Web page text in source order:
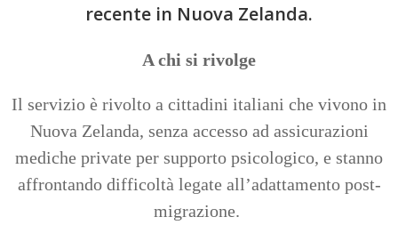
recente in Nuova Zelanda.
A chi si rivolge
Il servizio è rivolto a cittadini italiani che vivono in
Nuova Zelanda, senza accesso ad assicurazioni
mediche private per supporto psicologico, e stanno
affrontando difficoltà legate all’adattamento post-
migrazione.